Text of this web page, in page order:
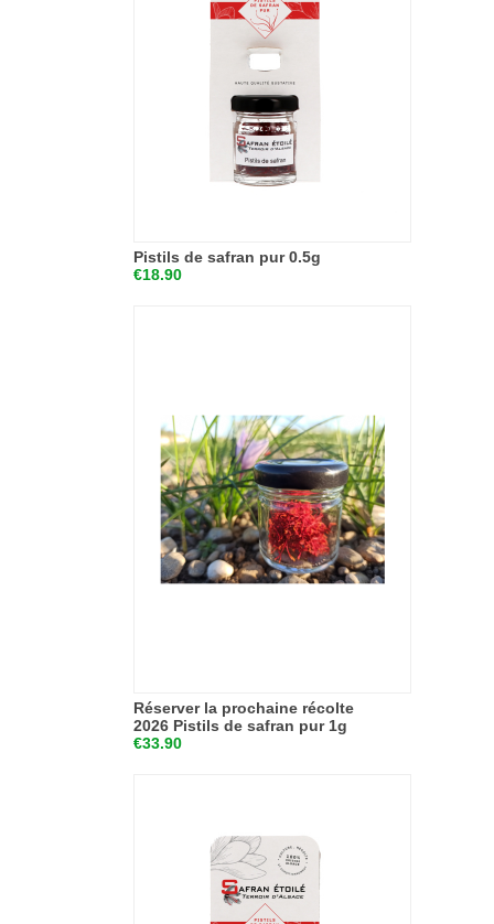
Pistils de safran pur 0.5g
€18.90
Réserver la prochaine récolte
2026 Pistils de safran pur 1g
€33.90